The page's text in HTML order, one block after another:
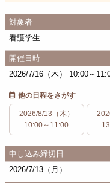
対象者
看護学生
開催日時
2026/7/16（木） 10:00～
他の日程をさがす
2026/8/13（木）
10:00～11:00
申し込み締切日
2026/7/13（月）